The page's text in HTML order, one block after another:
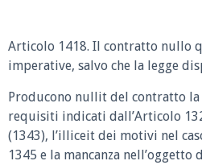
Articolo 1418. Il contratto nullo
imperative, salvo che la legge
Producono nullit del contratto la
requisiti indicati dall’Articolo
(1343), l’illiceit dei motivi nel
1345 e la mancanza